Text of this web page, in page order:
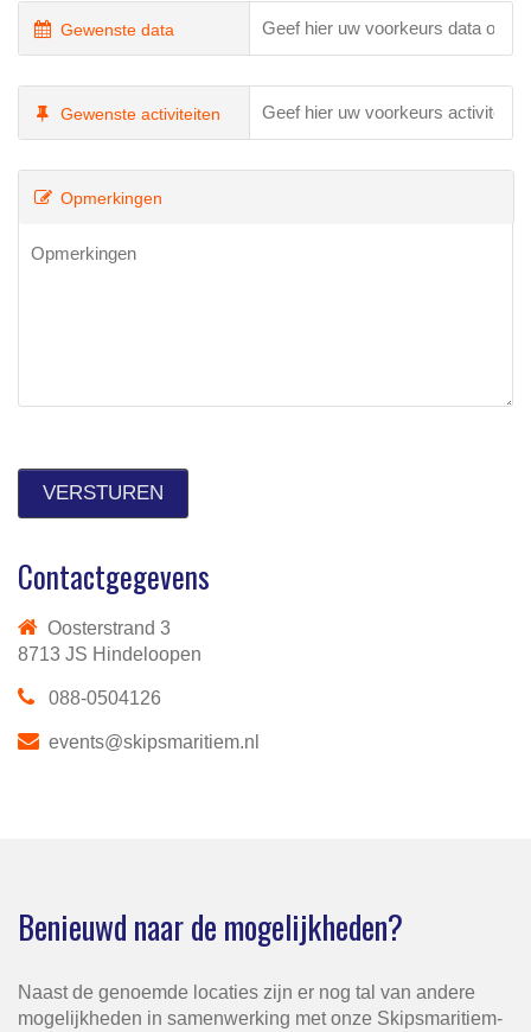
Gewenste data
Gewenste activiteiten
Opmerkingen
Contactgegevens
Oosterstrand 3
8713 JS Hindeloopen
088-0504126
events@skipsmaritiem.nl
Benieuwd naar de mogelijkheden?
Naast de genoemde locaties zijn er nog tal van andere
mogelijkheden in samenwerking met onze Skipsmaritiem-